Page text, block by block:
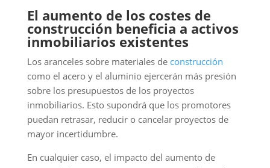
El aumento de los costes de
construcción beneficia a activos
inmobiliarios existentes
Los aranceles sobre materiales de construcción
como el acero y el aluminio ejercerán más presión
sobre los presupuestos de los proyectos
inmobiliarios. Esto supondrá que los promotores
puedan retrasar, reducir o cancelar proyectos de
mayor incertidumbre.
En cualquier caso, el impacto del aumento de